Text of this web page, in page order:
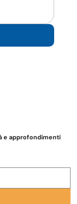
e approfondimenti